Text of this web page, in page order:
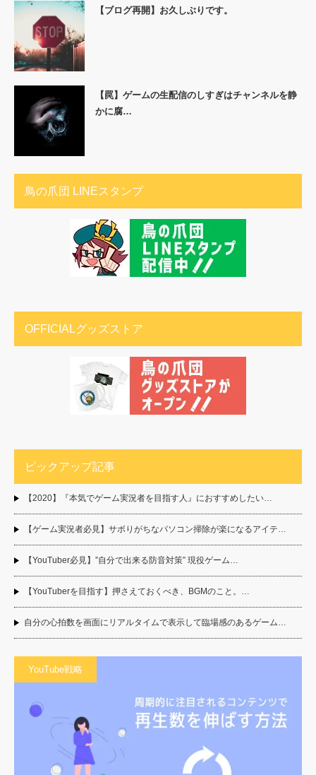
【ブログ再開】お久しぶりです。
【罠】ゲームの生配信のしすぎはチャンネルを静
かに腐…
鳥の爪団 LINEスタンプ
OFFICIALグッズストア
ピックアップ記事
【2020】『本気でゲーム実況者を目指す人』におすすめしたい…
【ゲーム実況者必見】サボりがちなパソコン掃除が楽になるアイテ…
【YouTuber必見】”自分で出来る防音対策” 現役ゲーム…
【YouTuberを目指す】押さえておくべき、BGMのこと。…
自分の心拍数を画面にリアルタイムで表示して臨場感のあるゲーム…
YouTube戦略